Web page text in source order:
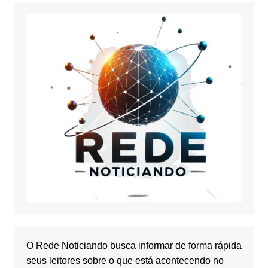
O Rede Noticiando busca informar de forma rápida
seus leitores sobre o que está acontecendo no